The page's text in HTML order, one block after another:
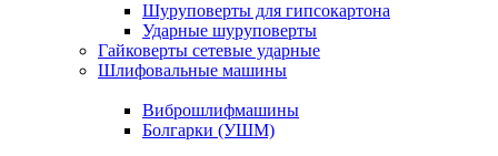
Шуруповерты для гипсокартона
Ударные шуруповерты
Гайковерты сетевые ударные
Шлифовальные машины
Виброшлифмашины
Болгарки (УШМ)